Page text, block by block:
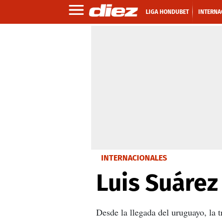
LIGA HONDUBET
INTERNACIONALES
Luis
Desde la llegada del uruguayo, la